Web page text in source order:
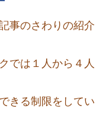
事のさわりの紹介
では１人から４人
きる制限をしてい